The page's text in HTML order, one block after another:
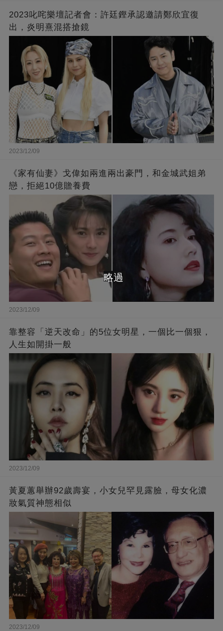
2023叱咤樂壇記者會：許廷鏗承認邀請鄭欣宜復
出，炎明熹混搭搶鏡
2023/12/09
《家有仙妻》戈偉如兩進兩出豪門，和金城武姐弟
戀，拒絕10億贍養費
2023/12/09
靠整容「逆天改命」的5位女明星，一個比一個狠，
人生如開掛一般
2023/12/09
黃夏蕙舉辦92歲壽宴，小女兒罕見露臉，母女化濃
妝氣質神態相似
2023/12/09
略過